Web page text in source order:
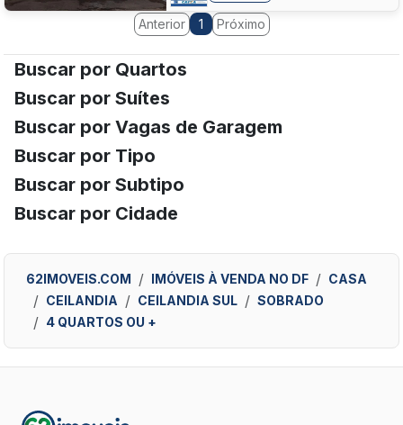
Anterior 1 Próximo
Buscar por Quartos
Buscar por Suítes
Buscar por Vagas de Garagem
Buscar por Tipo
Buscar por Subtipo
Buscar por Cidade
62IMOVEIS.COM IMÓVEIS À VENDA NO DF
CASA
CEILANDIA
CEILANDIA SUL
SOBRADO
4 QUARTOS OU +